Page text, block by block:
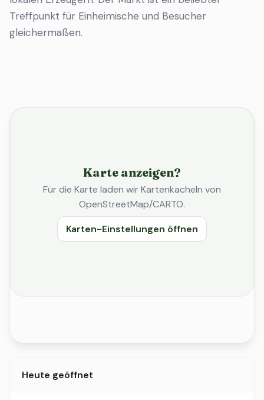
Treffpunkt für Einheimische und Besucher
gleichermaßen.
Karte anzeigen?
Für die Karte laden wir Kartenkacheln von
OpenStreetMap/CARTO.
Karten-Einstellungen öffnen
Heute geöffnet